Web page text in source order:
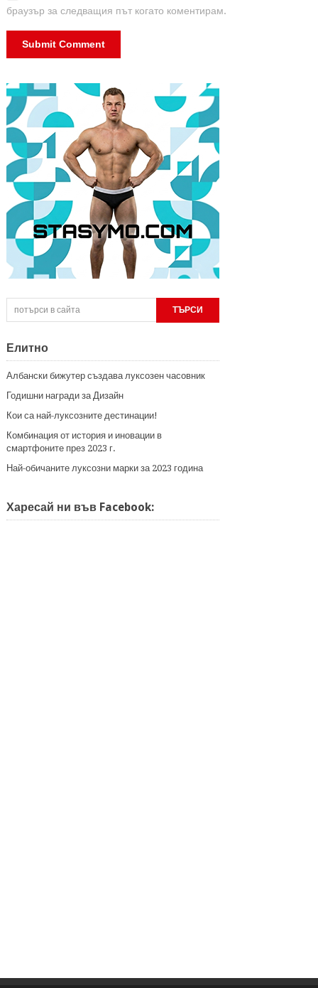
браузър за следващия път когато коментирам.
Елитно
Албански бижутер създава луксозен часовник
Годишни награди за Дизайн
Кои са най-луксозните дестинации!
Комбинация от история и иновации в
смартфоните през 2023 г.
Най-обичаните луксозни марки за 2023 година
Харесай ни във Facebook: